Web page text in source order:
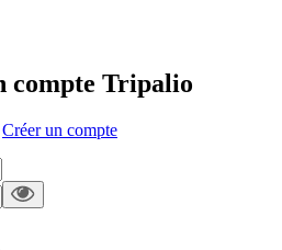
compte Tripalio
Créer un compte